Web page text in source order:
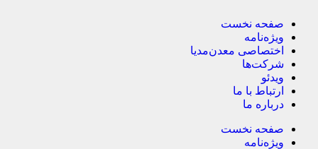
صفحه نخست
ویژه‌نامه
اختصاصی معدن‌مدیا
شرکت‌ها
ویدئو
ارتباط با ما
درباره ما
صفحه نخست
ویژه‌نامه